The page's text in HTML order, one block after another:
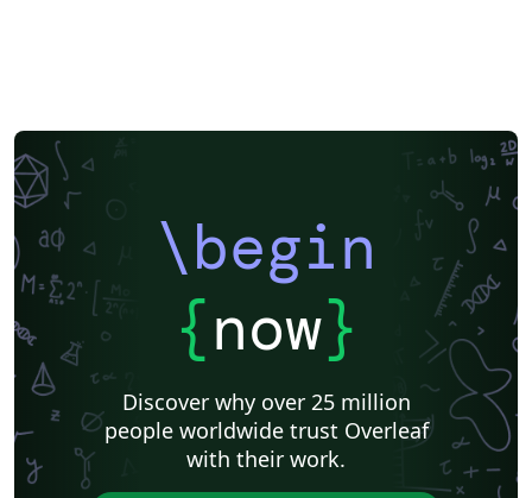
\begin
{now}
Discover why over 25 million
people worldwide trust Overleaf
with their work.